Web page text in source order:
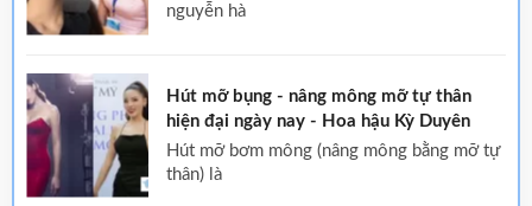
nguyễn hà
Hút mỡ bụng - nâng mông mỡ tự thân
hiện đại ngày nay - Hoa hậu Kỳ Duyên
hút mỡ bơm mông (nâng mông bằng mỡ tự
thân) là